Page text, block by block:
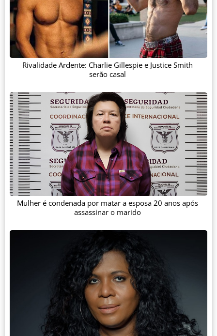
Rivalidade Ardente: Charlie Gillespie e Justice Smith
serão casal
Mulher é condenada por matar a esposa 20 anos após
assassinar o marido